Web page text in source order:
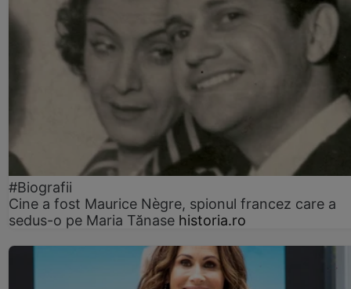
#Biografii
Cine a fost Maurice Nègre, spionul francez care a
sedus-o pe Maria Tănase historia.ro